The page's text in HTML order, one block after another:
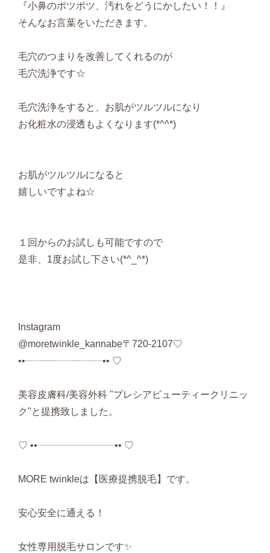
『小鼻のポツポツ、汚れをどうにかしたい！！』
そんなお言葉をいただきます。
毛穴のつまりを改善してくれるのが
毛穴洗浄です☆
毛穴洗浄をすると、お肌がツルツルになり
お化粧水の浸透もよくなります(*^^*)
お肌がツルツルになると
嬉しいですよね☆
１回からのお試しも可能ですので
是非、1度お試し下さい(*^_^*)
Instagram
@moretwinkle_kannabe〒 720-2107♡
••┈┈┈┈┈┈┈┈•• ♡
美容皮膚科/美容外科 "プレシアビューティークリニッ
ク"と提携致しました。
♡ ••┈┈┈┈┈┈┈┈•• ♡
MORE twinkleは【医療提携脱毛】です。
安心安全に通える！
女性専用脱毛サロンです✨